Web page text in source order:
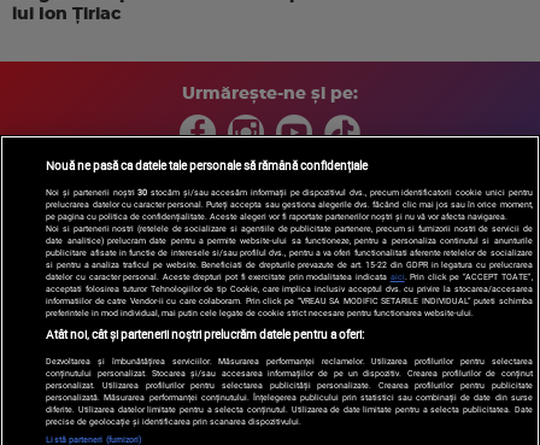
lui Ion Țiriac
Urmărește-ne și pe:
Copyright © 2026 / DIGI ROMANIA S.A.
Arhiva
Comunicate de presă Politica de confidentialitate
Termeni
si conditii
Gestionați preferințele| Contact/Info Codul etic
Nouă ne pasă ca datele tale personale să rămână confidențiale
Noi și partenerii noștri30 stocăm și/sau accesăm informații pe dispozitivul dvs., precum identificatorii cookie unici pentru
prelucrarea datelor cu caracter personal. Puteți accepta sau gestiona alegerile dvs. făcând clic mai jos sau în orice moment,
pe pagina cu politica de confidențialitate. Aceste alegeri vor fi raportate partenerilor noștri și nu vă vor afecta navigarea.
Noi si partenerii nostri (retelele de socializare si agentiile de publicitate partenere, precum si furnizorii nostri de servicii de
date analitice) prelucram date pentru a permite website-ului sa functioneze, pentru a personaliza continutul si anunturile
publicitare afisate in functie de interesele si/sau profilul dvs., pentru a va oferi functionalitati aferente retelelor de socializare
si pentru a analiza traficul pe website. Beneficiati de drepturile prevazute de art. 15-22 din GDPR in legatura cu prelucrarea
datelor cu caracter personal. Aceste drepturi pot fi exercitate prin modalitatea indicata aici. Prin click pe “ACCEPT TOATE”,
acceptati folosirea tuturor Tehnologiilor de tip Cookie, care implica inclusiv acceptul dvs. cu privire la stocarea/accesarea
informatiilor de catre Vendor-ii cu care colaboram. Prin click pe “VREAU SA MODIFIC SETARILE INDIVIDUAL” puteti schimba
preferintele in mod individual, mai putin cele legate de cookie strict necesare pentru functionarea website-ului.
Atât noi, cât și partenerii noștri prelucrăm datele pentru a oferi:
Dezvoltarea și îmbunătățirea serviciilor. Măsurarea performanței reclamelor. Utilizarea profilurilor pentru selectarea
conținutului personalizat. Stocarea și/sau accesarea informațiilor de pe un dispozitiv. Crearea profilurilor de conținut
personalizat. Utilizarea profilurilor pentru selectarea publicității personalizate. Crearea profilurilor pentru publicitate
personalizată. Măsurarea performanței conținutului. Înțelegerea publicului prin statistici sau combinații de date din surse
diferite. Utilizarea datelor limitate pentru a selecta conținutul. Utilizarea de date limitate pentru a selecta publicitatea. Date
precise de geolocație și identificarea prin scanarea dispozitivului.
Listă parteneri (furnizori)